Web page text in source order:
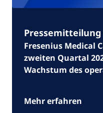
Pressemitteilung
Fresenius Medical
zweiten Quartal
Wachstum des
Agenda
Mehr erfahren